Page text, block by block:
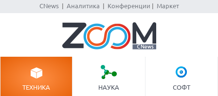
CNews| Аналитика Конференции Маркет
ТЕХНИКА НАУКА СОФТ